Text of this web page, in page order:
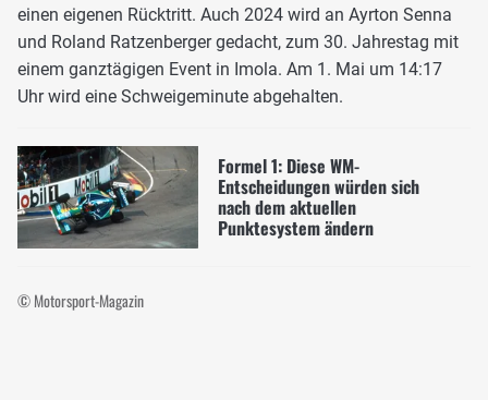
einen eigenen Rücktritt. Auch 2024 wird an Ayrton Senna
und Roland Ratzenberger gedacht, zum 30. Jahrestag mit
einem ganztägigen Event in Imola. Am 1. Mai um 14:17
Uhr wird eine Schweigeminute abgehalten.
Formel 1: Diese WM-
Entscheidungen würden sich
nach dem aktuellen
Punktesystem ändern
© Motorsport-Magazin